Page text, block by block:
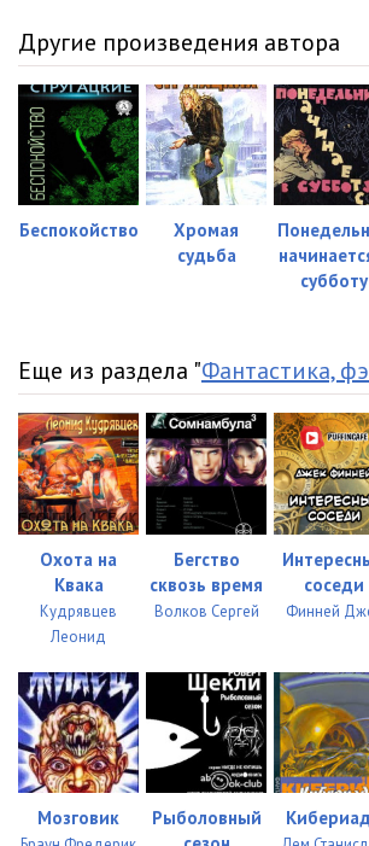
Другие произведения автора
Беспокойство
Хромая
судьба
субботу
Еще из раздела "Фантастика,
Охота на
Квака
Кудрявцев
Леонид
Бегство
сквозь время
Волков Сергей
соседи
Финней
Мозговик
Рыболовный